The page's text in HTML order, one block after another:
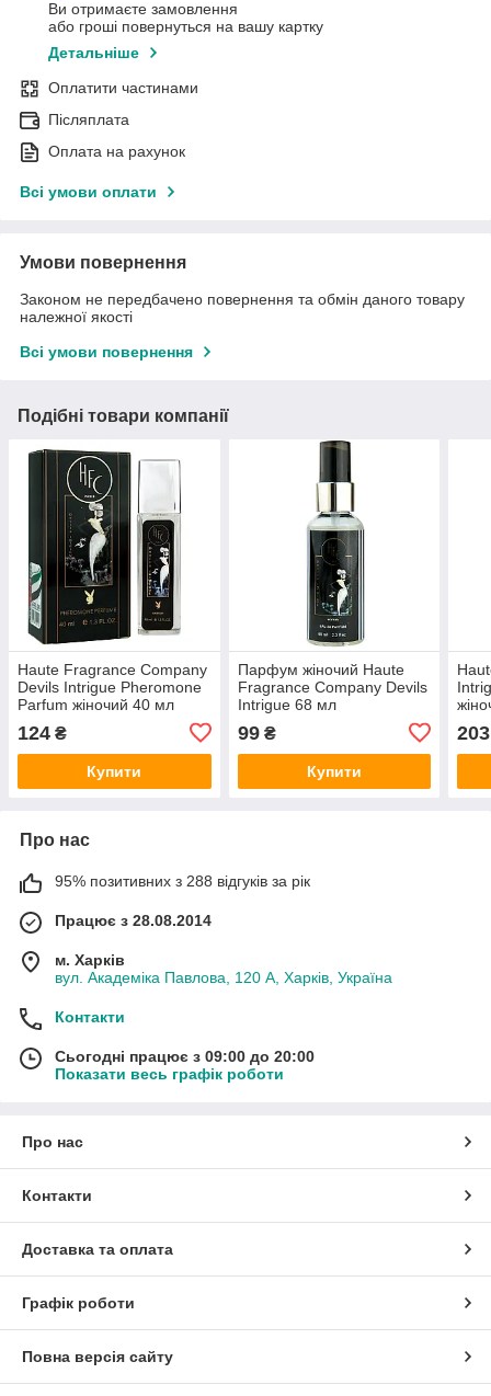
Ви отримаєте замовлення
або гроші повернуться на вашу картку
Детальніше
Оплатити частинами
Післяплата
Оплата на рахунок
Всі умови оплати
Умови повернення
Законом не передбачено повернення та обмін даного товару
належної якості
Всі умови повернення
Подібні товари компанії
Haute Fragrance Company
Devils Intrigue Pheromone
Parfum жіночий 40 мл
124 ₴
Купити
Парфум жіночий Haute
Fragrance Company Devils
Intrigue 68 мл
99₴
Купити
203
Про нас
95% позитивних з 288 відгуків за рік
Працює з 28.08.2014
м. Харків
вул. Академіка Павлова, 120 А, Харків, Україна
Контакти
Сьогодні працює з 09:00 до 20:00
Показати весь графік роботи
Про нас
Контакти
Доставка та оплата
Графік роботи
Повна версія сайту